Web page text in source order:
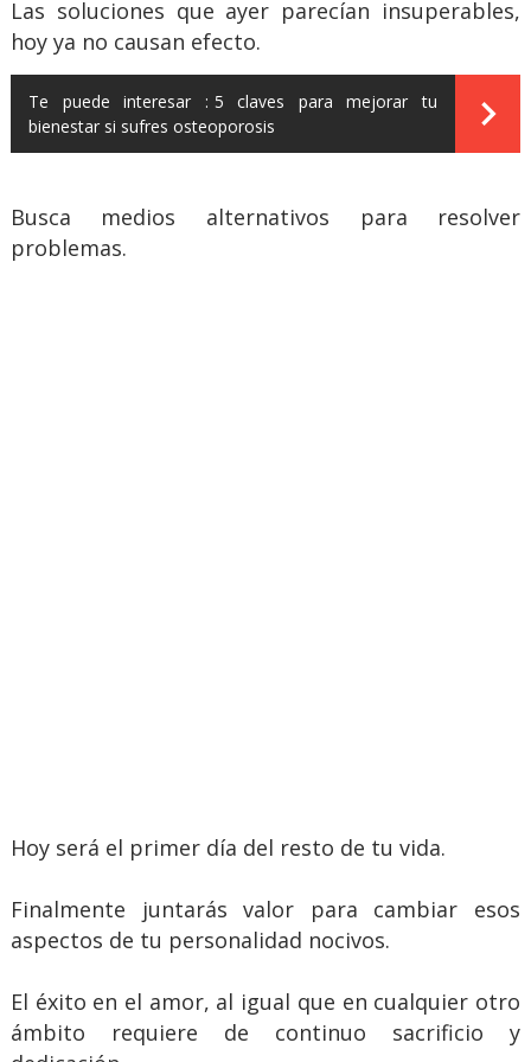
Las soluciones que ayer parecían insuperables,
hoy ya no causan efecto.
Te puede interesar : 5 claves para mejorar tu
bienestar si sufres osteoporosis
Busca medios alternativos para resolver
problemas.
Hoy será el primer día del resto de tu vida.
Finalmente juntarás valor para cambiar esos
aspectos de tu personalidad nocivos.
El éxito en el amor, al igual que en cualquier otro
ámbito requiere de continuo sacrificio y